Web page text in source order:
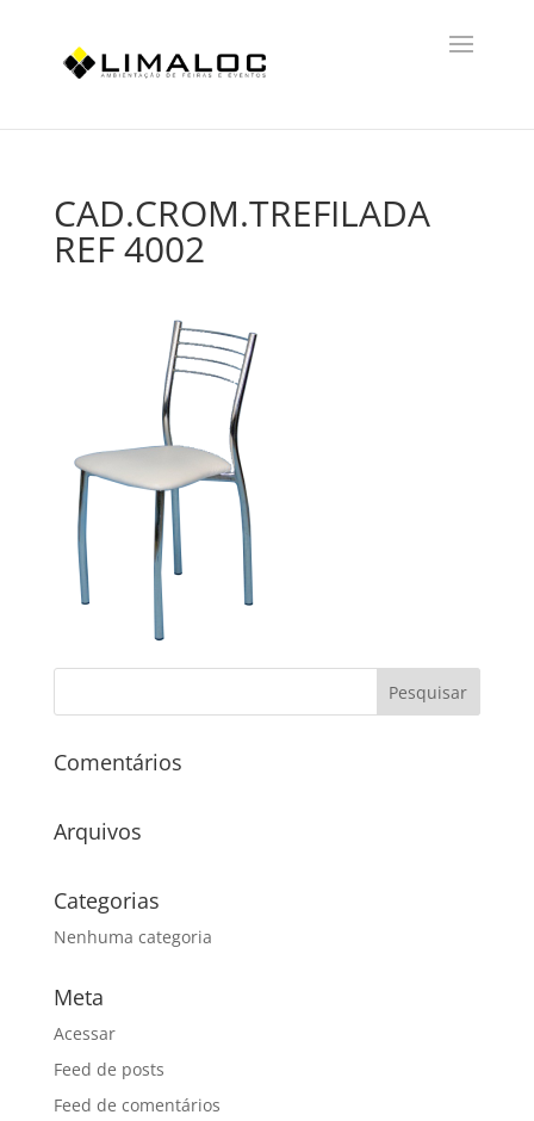
CAD.CROM.TREFILADA
REF 4002
Comentários
Arquivos
Categorias
Nenhuma categoria
Meta
Acessar
Feed de posts
Feed de comentários